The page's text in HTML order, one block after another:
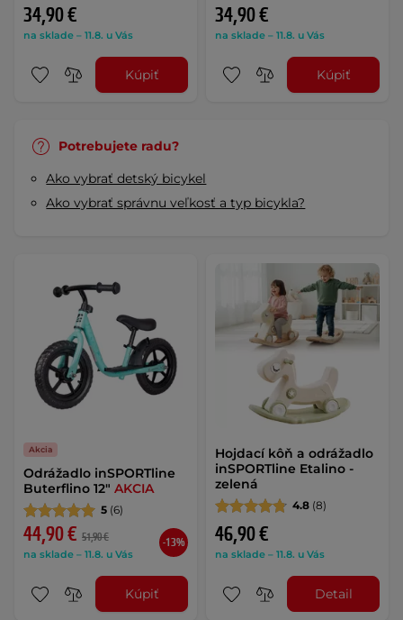
34,90 €
na sklade – 11.8. u Vás
Kúpiť
34,90 €
na sklade – 11.8. u Vás
Kúpiť
Potrebujete radu?
Ako vybrať detský bicykel
Ako vybrať správnu veľkosť a typ bicykla?
Akcia
Odrážadlo inSPORTline
Buterflino 12" AKCIA
5 (6)
44,90 € 51,90 €
na sklade – 11.8. u Vás
-13%
Kúpiť
Hojdací kôň a odrážadlo
inSPORTline Etalino -
zelená
4.8 (8)
46,90 €
na sklade – 11.8. u Vás
Detail